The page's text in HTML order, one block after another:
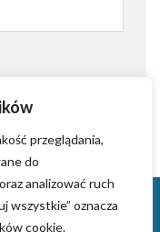
przeglądania,
do
analizować ruch
wszystkie” oznacza
cookie.
(WORDPRESS)